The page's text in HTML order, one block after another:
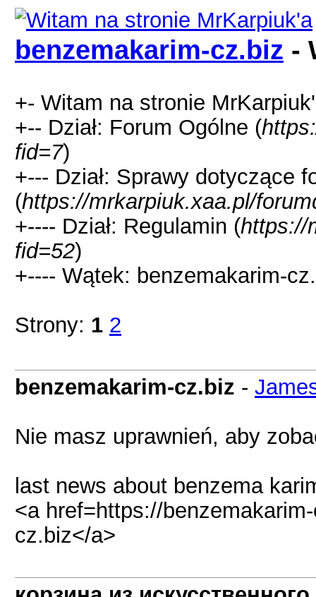
benzemakarim-cz.biz -
+- Witam na stronie
+-- Dział: Forum Ogólne (
fid=7)
+--- Dział: Sprawy dotyczące
(https://mrkarpiuk.xaa.pl/
+---- Dział: Regulamin (https://
fid=52)
+---- Wątek: benzemakarim-
Strony: 1 2
benzemakarim-cz.biz -
Nie masz uprawnień, aby
last news about benzema
<a href=https://
cz.biz</a>